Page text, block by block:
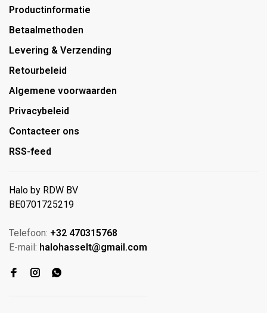
Productinformatie
Betaalmethoden
Levering & Verzending
Retourbeleid
Algemene voorwaarden
Privacybeleid
Contacteer ons
RSS-feed
Halo by RDW BV
BE0701725219
Telefoon: +32 470315768
E-mail: halohasselt@gmail.com